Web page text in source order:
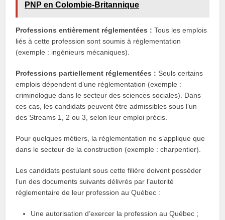
PNP en Colombie-Britannique
Professions entièrement réglementées : Tous les emplois
liés à cette profession sont soumis à réglementation
(exemple : ingénieurs mécaniques).
Professions partiellement réglementées : Seuls certains
emplois dépendent d’une réglementation (exemple :
criminologue dans le secteur des sciences sociales). Dans
ces cas, les candidats peuvent être admissibles sous l’un
des Streams 1, 2 ou 3, selon leur emploi précis.
Pour quelques métiers, la réglementation ne s’applique que
dans le secteur de la construction (exemple : charpentier).
Les candidats postulant sous cette filière doivent posséder
l’un des documents suivants délivrés par l’autorité
réglementaire de leur profession au Québec :
Une autorisation d’exercer la profession au Québec ;